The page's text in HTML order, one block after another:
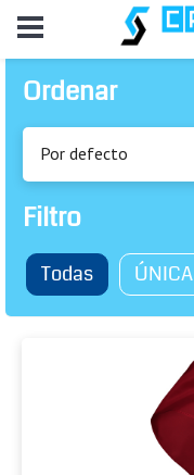
Ordenar
Por defecto
Filtro
Todas ÚNICA